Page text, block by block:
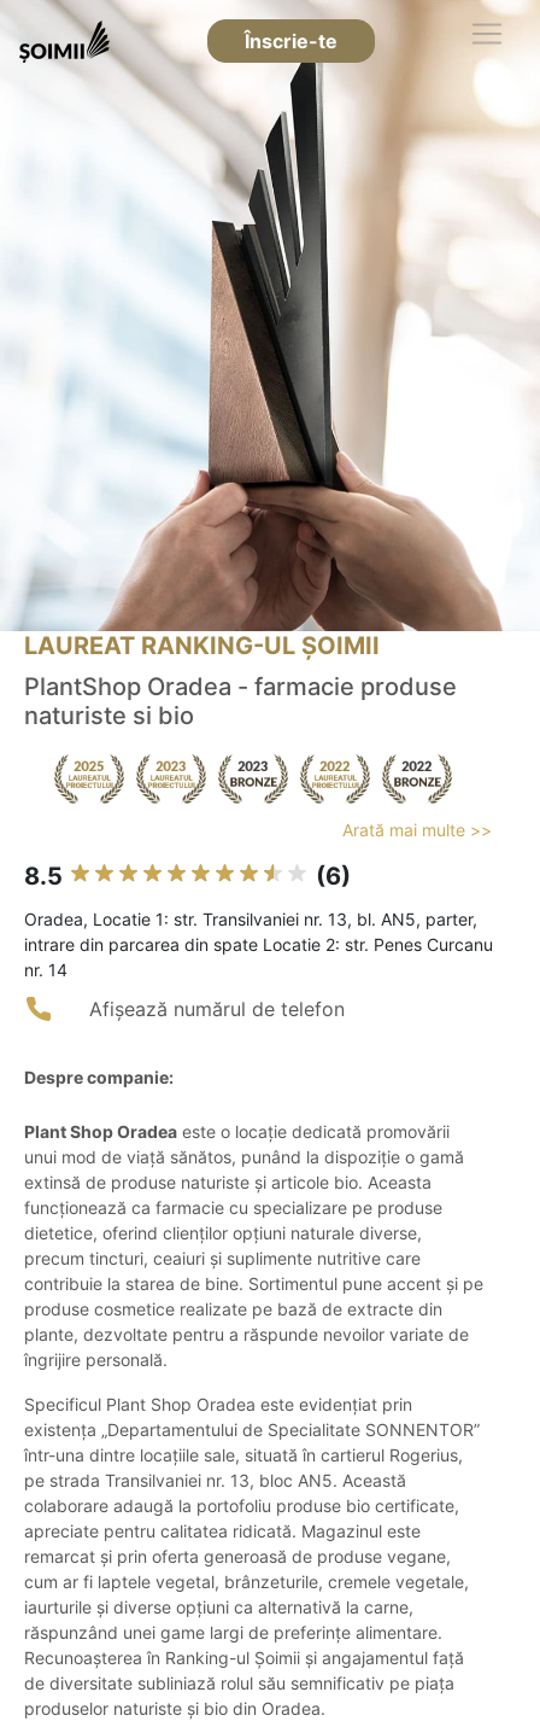
Înscrie-te
LAUREAT RANKING-UL ȘOIMII
PlantShop Oradea - farmacie produse
naturiste si bio
Arată mai multe >>
8.5 (6)
Oradea, Locatie 1: str. Transilvaniei nr. 13, bl. AN5, parter,
intrare din parcarea din spate Locatie 2: str. Penes Curcanu
nr. 14
Afișează numărul de telefon
Despre companie:
Plant Shop Oradea este o locație dedicată promovării
unui mod de viață sănătos, punând la dispoziție o gamă
extinsă de produse naturiste și articole bio. Aceasta
funcționează ca farmacie cu specializare pe produse
dietetice, oferind clienților opțiuni naturale diverse,
precum tincturi, ceaiuri și suplimente nutritive care
contribuie la starea de bine. Sortimentul pune accent și pe
produse cosmetice realizate pe bază de extracte din
plante, dezvoltate pentru a răspunde nevoilor variate de
îngrijire personală.
Specificul Plant Shop Oradea este evidențiat prin
existența „Departamentului de Specialitate SONNENTOR”
într-una dintre locațiile sale, situată în cartierul Rogerius,
pe strada Transilvaniei nr. 13, bloc AN5. Această
colaborare adaugă la portofoliu produse bio certificate,
apreciate pentru calitatea ridicată. Magazinul este
remarcat și prin oferta generoasă de produse vegane,
cum ar fi laptele vegetal, brânzeturile, cremele vegetale,
iaurturile și diverse opțiuni ca alternativă la carne,
răspunzând unei game largi de preferințe alimentare.
Recunoașterea în Ranking-ul Șoimii și angajamentul față
de diversitate subliniază rolul său semnificativ pe piața
produselor naturiste și bio din Oradea.